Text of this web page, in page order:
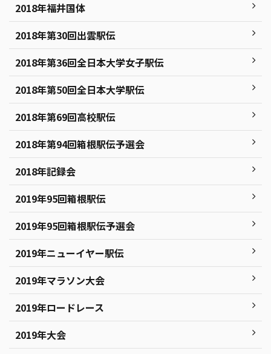
2018年福井国体
2018年第30回出雲駅伝
2018年第36回全日本大学女子駅伝
2018年第50回全日本大学駅伝
2018年第69回高校駅伝
2018年第94回箱根駅伝予選会
2018年記録会
2019年95回箱根駅伝
2019年95回箱根駅伝予選会
2019年ニューイヤー駅伝
2019年マラソン大会
2019年ロードレース
2019年大会